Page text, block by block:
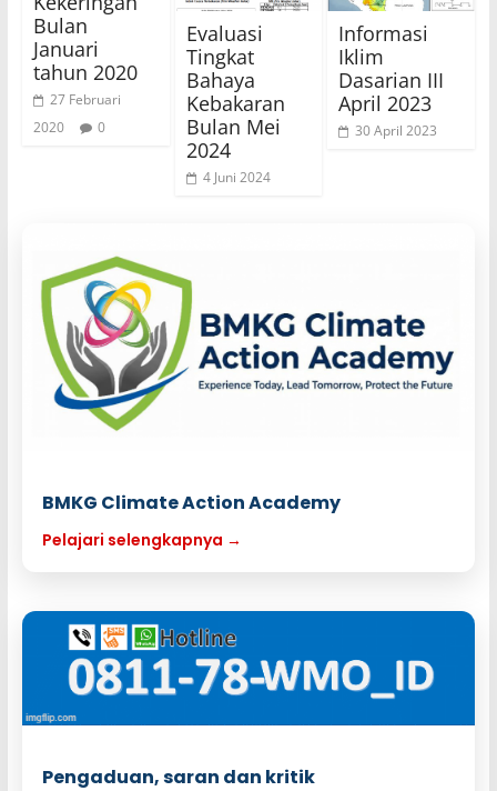
Bulan
Januari
tahun 2020
27 Februari
2020
0
Evaluasi
Tingkat
Bahaya
Kebakaran
Bulan Mei
2024
4 Juni 2024
Informasi
Iklim
Dasarian III
April 2023
30 April 2023
BMKG Climate Action Academy
Pelajari selengkapnya →
Pengaduan, saran dan kritik